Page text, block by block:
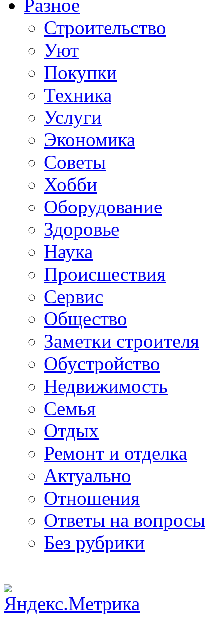
Разное
Строительство
Уют
Покупки
Техника
Услуги
Экономика
Советы
Хобби
Oборудование
Здоровье
Наука
Происшествия
Сервис
Общество
Заметки строителя
Обустройство
Недвижимость
Семья
Отдых
Ремонт и отделка
Актуально
Отношения
Ответы на вопросы
Без рубрики